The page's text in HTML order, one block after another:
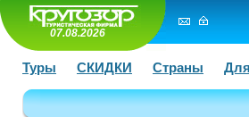
07.08.2026
Туры СКИДКИ Страны